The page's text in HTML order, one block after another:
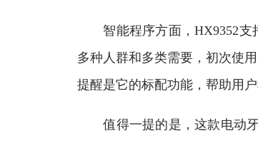
智能程序方面，HX9352支
多种人群和多类需要，初次使
提醒是它的标配功能，帮助用
值得一提的是，这款电动牙